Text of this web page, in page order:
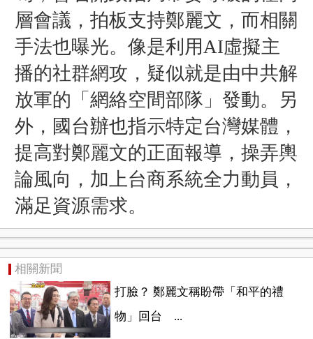
層會議，拍板支持鄭麗文，而相關
手法也曝光。像是利用AI虛擬主
播的社群網攻，疑似就是由中共解
放軍的「網絡空間部隊」發動。另
外，國台辦也指示特定台灣媒體，
提高對鄭麗文的正面報導，操弄輿
論風向，加上台商系統全力動員，
滿足資源需求。
相關新聞
打臉？ 鄭麗文稱盼帶「和平的禮
物」回台 ...